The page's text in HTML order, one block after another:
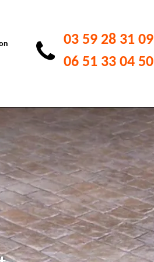
03 59 28 31 09
06 51 33 04 50